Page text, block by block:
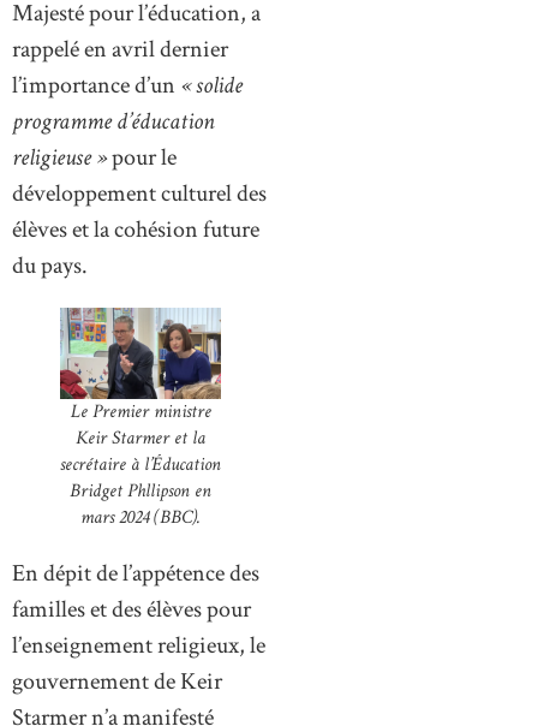
Majesté pour l’éducation, a
rappelé en avril dernier
l’importance d’un « solide
programme d’éducation
religieuse »pour le
développement culturel des
élèves et la cohésion future
du pays.
Le Premier ministre
Keir Starmer et la
secrétaire à l’Éducation
Bridget Phllipson en
mars 2024 (BBC).
En dépit de l’appétence des
familles et des élèves pour
l’enseignement religieux, le
gouvernement de Keir
Starmer n’a manifesté